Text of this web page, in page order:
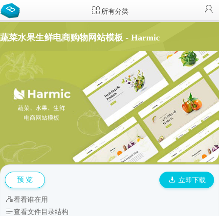
所有分类
蔬菜水果生鲜电商购物网站模板 - Harmic
预 览 立即下载
看看谁在用
查看文件目录结构